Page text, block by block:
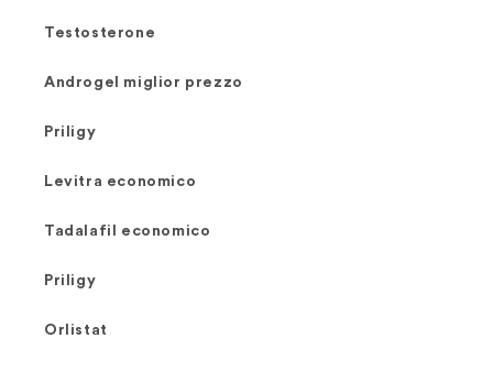
Testosterone
Androgel miglior prezzo
Priligy
Levitra economico
Tadalafil economico
Priligy
Orlistat